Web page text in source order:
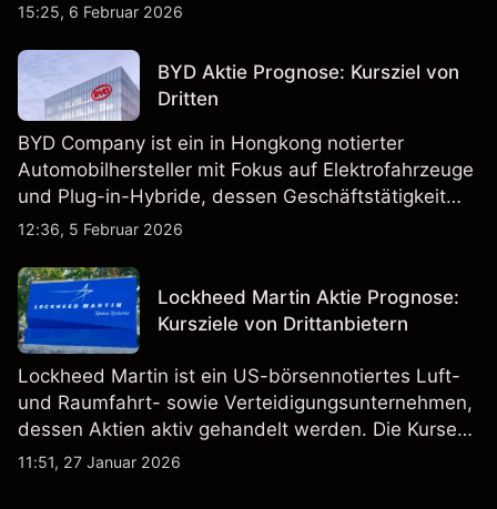
15:25, 6 Februar 2026
BYD Aktie Prognose: Kursziel von
Dritten
BYD Company ist ein in Hongkong notierter
Automobilhersteller mit Fokus auf Elektrofahrzeuge
und Plug-in-Hybride, dessen Geschäftstätigkeit
Fahrzeugproduktion, Batterien und verwandte
Märkten umfasst.
12:36, 5 Februar 2026
Lockheed Martin Aktie Prognose:
Kursziele von Drittanbietern
Lockheed Martin ist ein US-börsennotiertes Luft-
und Raumfahrt- sowie Verteidigungsunternehmen,
dessen Aktien aktiv gehandelt werden. Die Kurse
werden von Unternehmensergebnissen,
11:51, 27 Januar 2026